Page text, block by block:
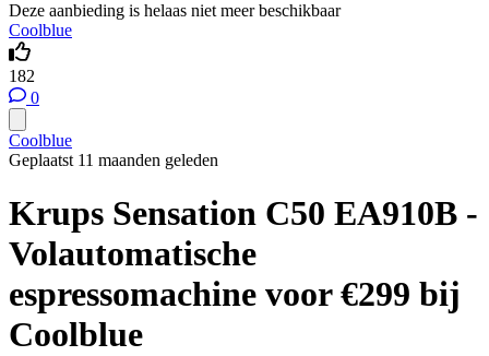
Deze aanbieding is helaas niet meer beschikbaar
Coolblue
182
0
Coolblue
Geplaatst 11 maanden geleden
Krups Sensation C50 EA910B -
Volautomatische
espressomachine voor €299 bij
Coolblue